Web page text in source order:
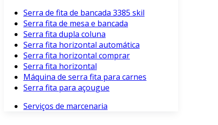
Serra de fita de bancada 3385 skil
Serra fita de mesa e bancada
Serra fita dupla coluna
Serra fita horizontal automática
Serra fita horizontal comprar
Serra fita horizontal
Máquina de serra fita para carnes
Serra fita para açougue
Serviços de marcenaria